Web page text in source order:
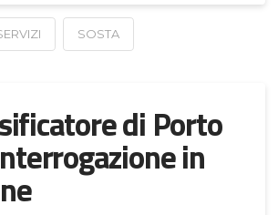
SOSTA
di Porto
in